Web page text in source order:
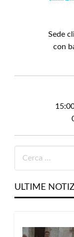
Sede
con
ULTIME